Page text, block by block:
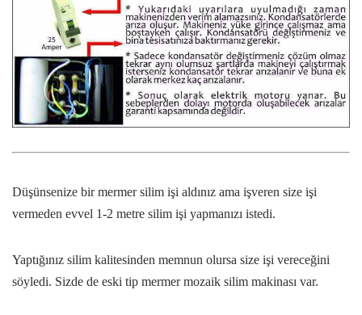
Düşünsenize bir mermer silim işi aldınız ama işveren size işi
vermeden evvel 1-2 metre silim işi yapmanızı istedi.
Yaptığınız silim kalitesinden memnun olursa size işi vereceğini
söyledi. Sizde de eski tip mermer mozaik silim makinası var.